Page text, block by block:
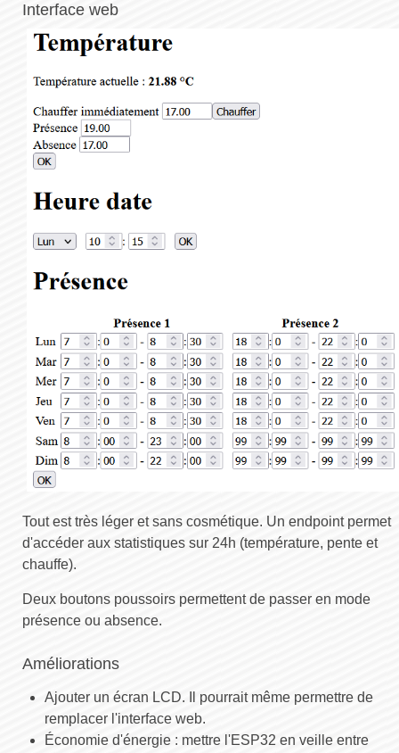
Interface web
Tout est très léger et sans cosmétique. Un endpoint permet
d'accéder aux statistiques sur 24h (température, pente et
chauffe).
Deux boutons poussoirs permettent de passer en mode
présence ou absence.
Améliorations
Ajouter un écran LCD. Il pourrait même permettre de
remplacer l'interface web.
Économie d'énergie : mettre l'ESP32 en veille entre